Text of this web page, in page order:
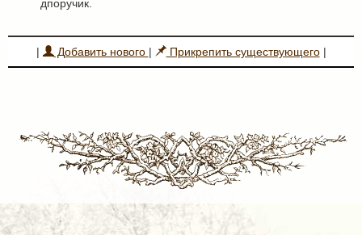
дпоручик.
| Добавить нового | Прикрепить существующего|